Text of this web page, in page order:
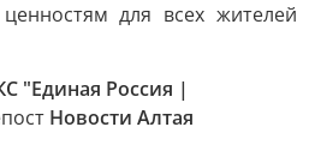
для всех жителей
"Единая Россия |
Новости Алтая